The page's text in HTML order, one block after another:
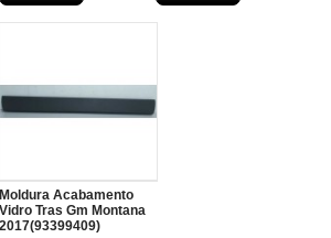
Moldura Acabamento
Vidro Tras Gm Montana
2017(93399409)